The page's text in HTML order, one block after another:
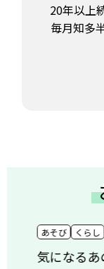
20年以上
毎月知多
気になるあ
あそび くらし